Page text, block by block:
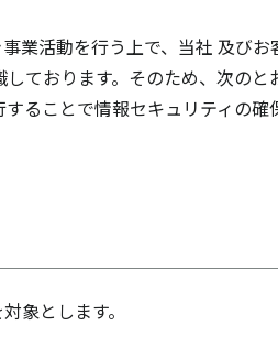
業活動を行う上で、当社 及びお
ております。そのため、次のと
ることで情報セキュリティの確
象とします。